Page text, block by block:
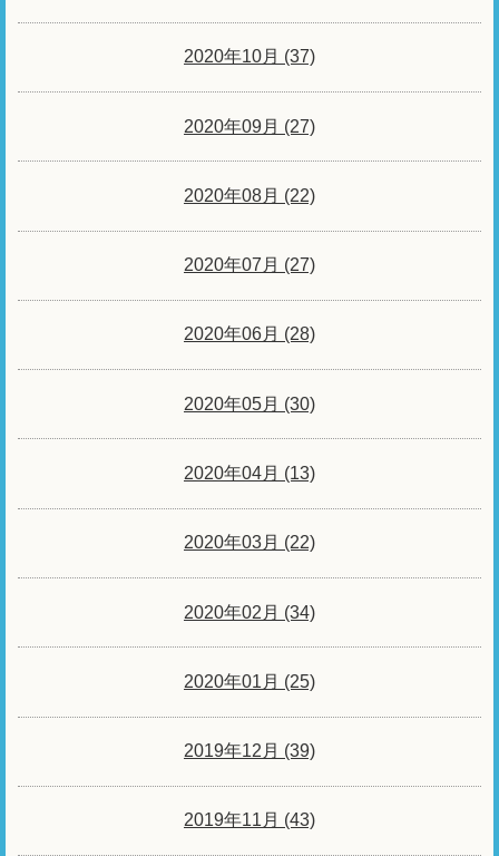
2020年10月 (37)
2020年09月 (27)
2020年08月 (22)
2020年07月 (27)
2020年06月 (28)
2020年05月 (30)
2020年04月 (13)
2020年03月 (22)
2020年02月 (34)
2020年01月 (25)
2019年12月 (39)
2019年11月 (43)